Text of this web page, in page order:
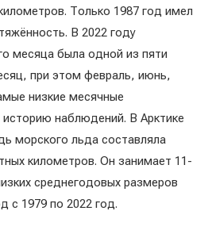
Только 1987 год имел
В 2022 году
месяца была одной из пяти
при этом февраль, июнь,
низкие месячные
наблюдений. В Арктике
морского льда составляла
километров. Он занимает 11-
среднегодовых размеров
с 1979 по 2022 год.